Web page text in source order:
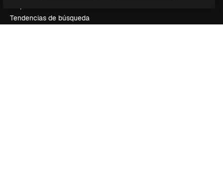
Tendencias de búsqueda